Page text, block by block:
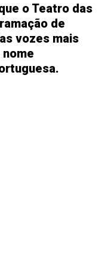
o Teatro das
de
vozes mais